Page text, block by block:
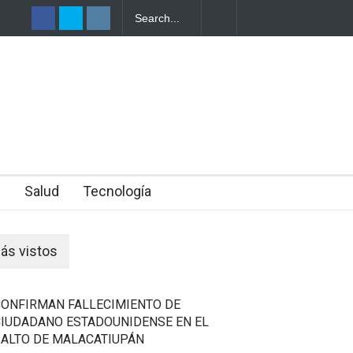
DE UNA
Salud Tecnología
vistos
FALLECIMIENTO DE
ESTADOUNIDENSE EN EL
DE MALACATIUPÁN